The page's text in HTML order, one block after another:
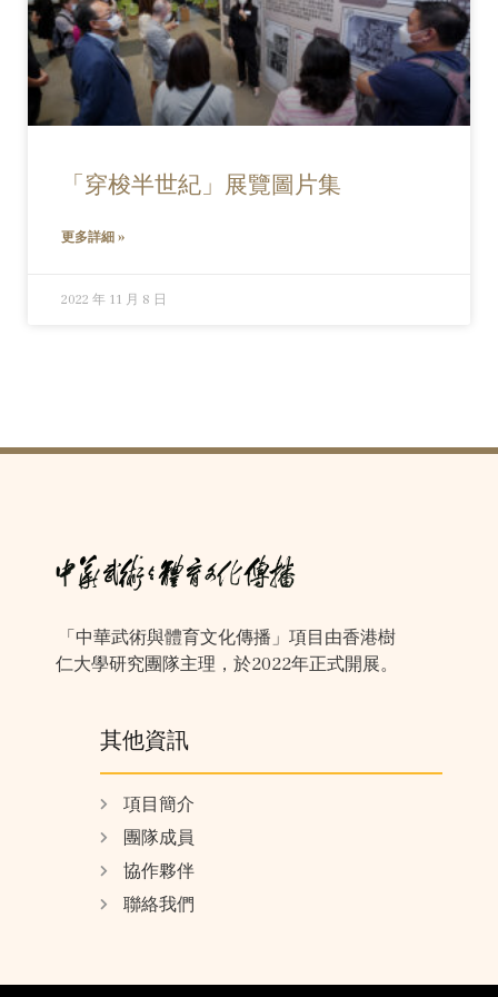
「穿梭半世紀」展覽圖片集
更多詳細 »
2022 年 11 月 8 日
「中華武術與體育文化傳播」項目由香港樹
仁大學研究團隊主理，於2022年正式開展。
其他資訊
項目簡介
團隊成員
協作夥伴
聯絡我們